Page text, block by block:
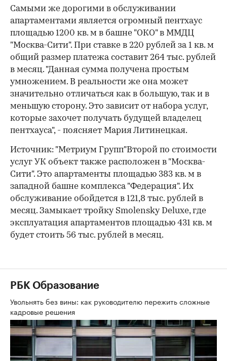
Самыми же дорогими в обслуживании
апартаментами является огромный пентхаус
площадью 1200 кв. м в башне "ОКО" в ММДЦ
"Москва-Сити". При ставке в 220 рублей за 1 кв. м
общий размер платежа составит 264 тыс. рублей
в месяц. "Данная сумма получена простым
умножением. В реальности же она может
значительно отличаться как в большую, так и в
меньшую сторону. Это зависит от набора услуг,
которые захочет получать будущей владелец
пентхауса", - поясняет Мария Литинецкая.
Источник: "Метриум Групп"Второй по стоимости
услуг УК объект также расположен в "Москва-
Сити". Это апартаменты площадью 383 кв. м в
западной башне комплекса "Федерация". Их
обслуживание обойдется в 121,8 тыс. рублей в
месяц. Замыкает тройку Smolensky Deluxe, где
эксплуатация апартаментов площадью 431 кв. м
будет стоить 56 тыс. рублей в месяц.
РБК Образование
Увольнять без вины: как руководителю пережить сложные
кадровые решения